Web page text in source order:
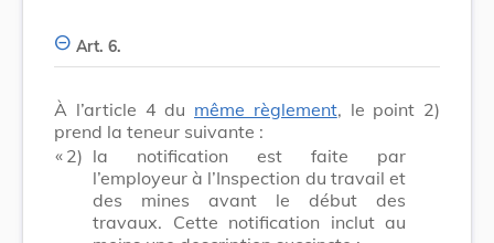
Art. 6.
À l’article 4 du même règlement, le point 2)
prend la teneur suivante :
​ « 2) la notification est faite par
l’employeur à l’Inspection du travail et
des mines avant le début des
travaux. Cette notification inclut au